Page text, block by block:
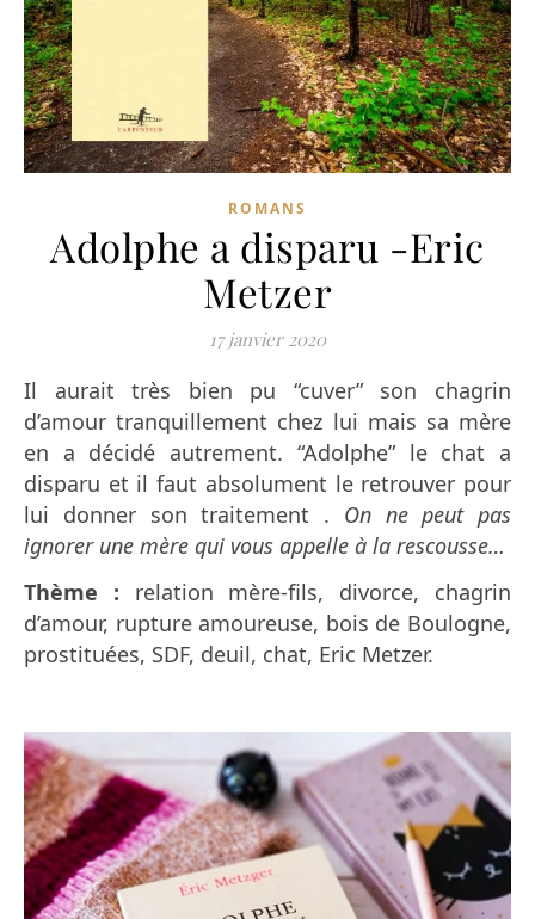
ROMANS
Adolphe a disparu -Eric
Metzer
17 janvier 2020
Il aurait très bien pu “cuver” son chagrin
d’amour tranquillement chez lui mais sa mère
en a décidé autrement. “Adolphe” le chat a
disparu et il faut absolument le retrouver pour
lui donner son traitement . On ne peut pas
ignorer une mère qui vous appelle à la rescousse…
Thème : relation mère-fils, divorce, chagrin
d’amour, rupture amoureuse, bois de Boulogne,
prostituées, SDF, deuil, chat, Eric Metzer.